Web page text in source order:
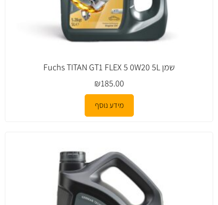
שמן Fuchs TITAN GT1 FLEX 5 0W20 5L
₪185.00
מידע נוסף